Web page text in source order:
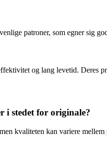
patroner, som egner sig
og lang levetid. Deres
i stedet for originale?
kvaliteten kan variere